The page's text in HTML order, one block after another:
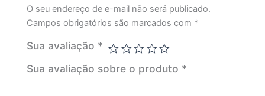
O seu endereço de e-mail não será publicado.
Campos obrigatórios são marcados com *
Sua avaliação *
Sua avaliação sobre o produto *